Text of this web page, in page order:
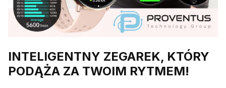
INTELIGENTNY ZEGAREK, KTÓRY
PODĄŻA ZA TWOIM RYTMEM!